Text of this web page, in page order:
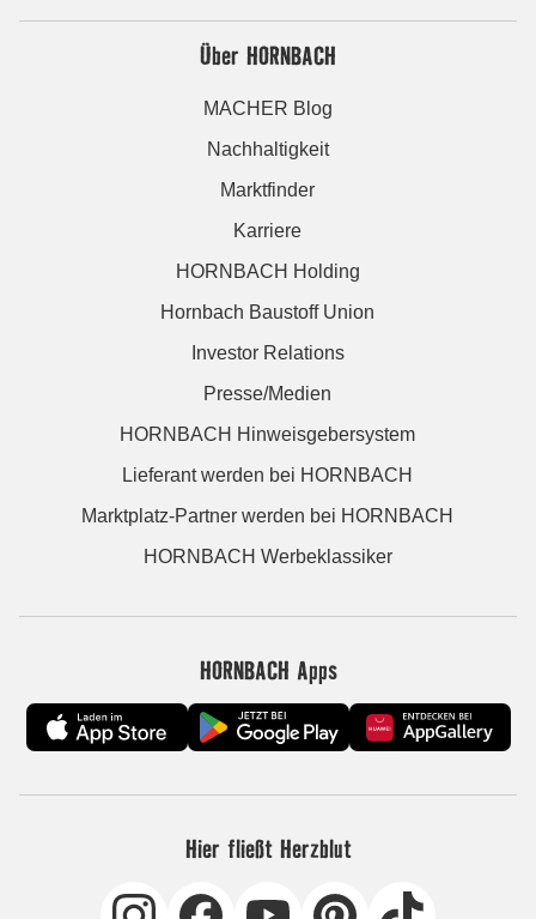
Über HORNBACH
MACHER Blog
Nachhaltigkeit
Marktfinder
Karriere
HORNBACH Holding
Hornbach Baustoff Union
Investor Relations
Presse/Medien
HORNBACH Hinweisgebersystem
Lieferant werden bei HORNBACH
Marktplatz-Partner werden bei HORNBACH
HORNBACH Werbeklassiker
HORNBACH Apps
Hier fließt Herzblut